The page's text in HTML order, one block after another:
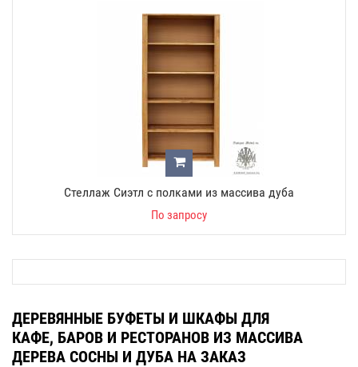
Стеллаж Сиэтл с полками из массива дуба
По запросу
ДЕРЕВЯННЫЕ БУФЕТЫ И ШКАФЫ ДЛЯ
КАФЕ, БАРОВ И РЕСТОРАНОВ ИЗ МАССИВА
ДЕРЕВА СОСНЫ И ДУБА НА ЗАКАЗ